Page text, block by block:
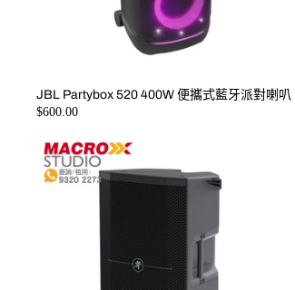
JBL Partybox 520 400W 便攜式藍牙派對喇叭
$600.00